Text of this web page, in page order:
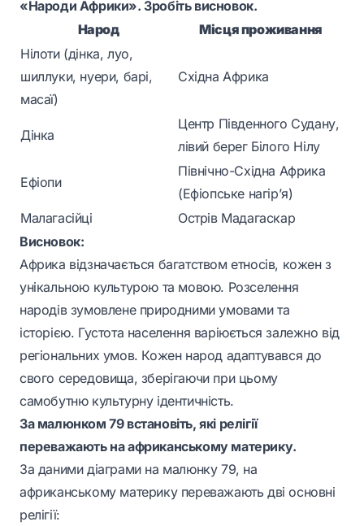
«Народи Африки». Зробіть висновок.
Народ
Місця проживання
Нілоти (дінка, луо,
шиллуки, нуери, барі,
масаї)
Східна Африка
Дінка
Центр Південного Судану,
лівий берег Білого Нілу
Ефіопи
Північно-Східна Африка
(Ефіопське нагір’я)
Малагасійці
Острів Мадагаскар
Висновок:
Африка відзначається багатством етносів, кожен з
унікальною культурою та мовою. Розселення
народів зумовлене природними умовами та
історією. Густота населення варіюється залежно від
регіональних умов. Кожен народ адаптувався до
свого середовища, зберігаючи при цьому
самобутню культурну ідентичність.
За малюнком 79 встановіть, які релігії
переважають на африканському материку.
За даними діаграми на малюнку 79, на
африканському материку переважають дві основні
релігії: